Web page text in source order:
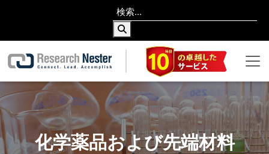
化学薬品および先端材料